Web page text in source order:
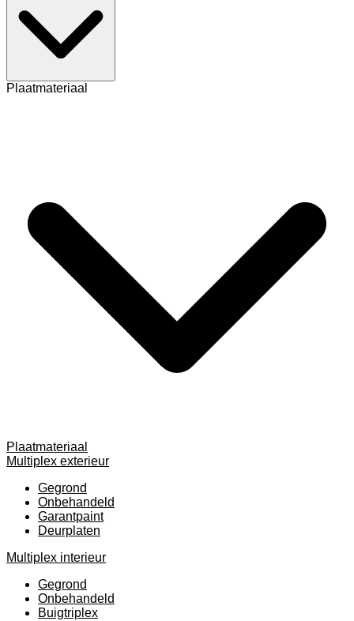
Plaatmateriaal
Plaatmateriaal
Multiplex exterieur
Gegrond
Onbehandeld
Garantpaint
Deurplaten
Multiplex interieur
Gegrond
Onbehandeld
Buigtriplex